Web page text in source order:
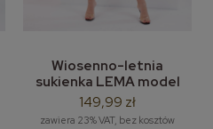
Wiosenno-letnia
sukienka LEMA model
Lisa rozm. M-3XL
granatowy paisley
149,99 zł
zawiera 23% VAT, bez kosztów